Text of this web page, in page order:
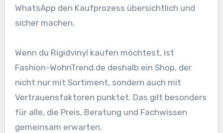
WhatsApp den Kaufprozess übersichtlich und
sicher machen.
Wenn du Rigidvinyl kaufen möchtest, ist
Fashion-WohnTrend.de deshalb ein Shop, der
nicht nur mit Sortiment, sondern auch mit
Vertrauensfaktoren punktet. Das gilt besonders
für alle, die Preis, Beratung und Fachwissen
gemeinsam erwarten.